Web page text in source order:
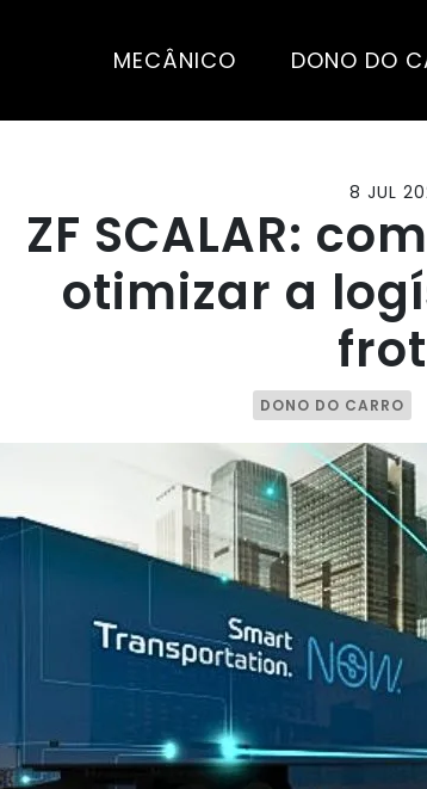
MECÂNICO DONO DO
8 JUL
ZF SCALAR:
otimizar a
DONO DO CARRO